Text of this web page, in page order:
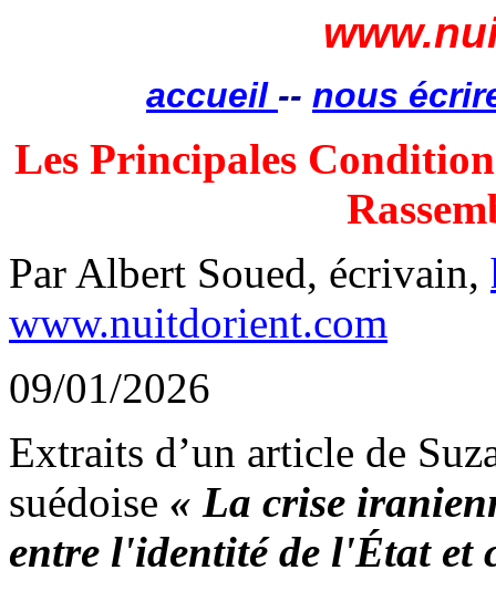
accueil -- nous
Les Principales
Par Albert Soued, écrivain,
www.nuitdorient.com
09/01/2026
Extraits d’un article de
suédoise « La crise
entre l'identité de l'État et